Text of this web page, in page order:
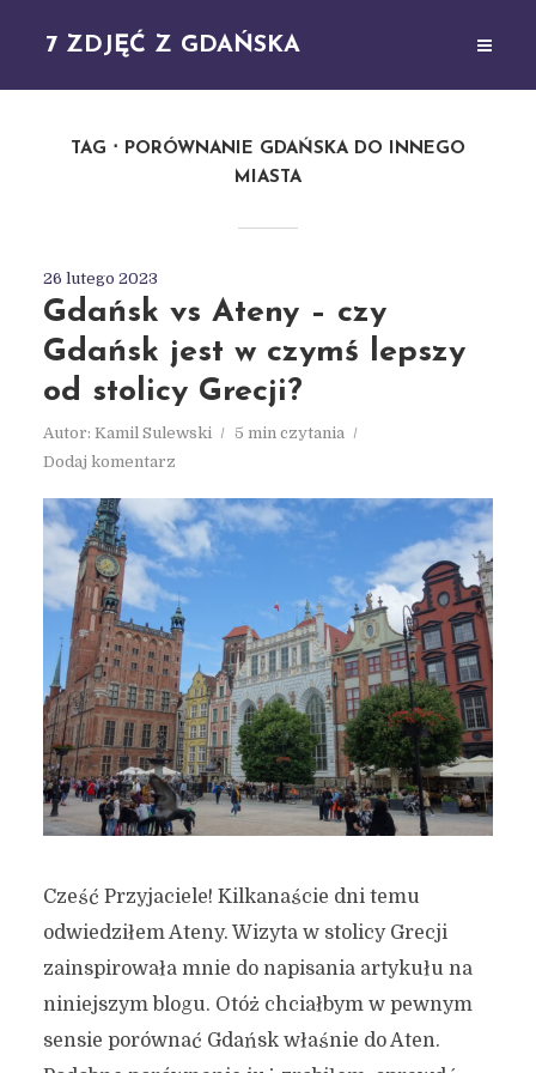
7 ZDJĘĆ Z GDAŃSKA
TAG
PORÓWNANIE GDAŃSKA DO INNEGO
MIASTA
26 lutego 2023
Gdańsk vs Ateny – czy
Gdańsk jest w czymś lepszy
od stolicy Grecji?
Autor: Kamil Sulewski
5 min czytania
Dodaj komentarz
Cześć Przyjaciele! Kilkanaście dni temu
odwiedziłem Ateny. Wizyta w stolicy Grecji
zainspirowała mnie do napisania artykułu na
niniejszym blogu. Otóż chciałbym w pewnym
sensie porównać Gdańsk właśnie do Aten.